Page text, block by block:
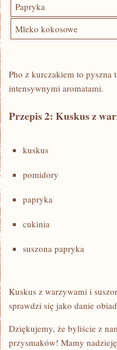
Papryka
Mleko kokosowe
Pho z kurczakiem to pyszna
intensywnymi ⁣aromatami.
Przepis 2: Kuskus‌ z
kuskus
pomidory
papryka
cukinia
suszona papryka
Kuskus‌ z warzywami i
sprawdzi się jako danie
Dziękujemy, że byliście z
przysmaków! ⁢Mamy